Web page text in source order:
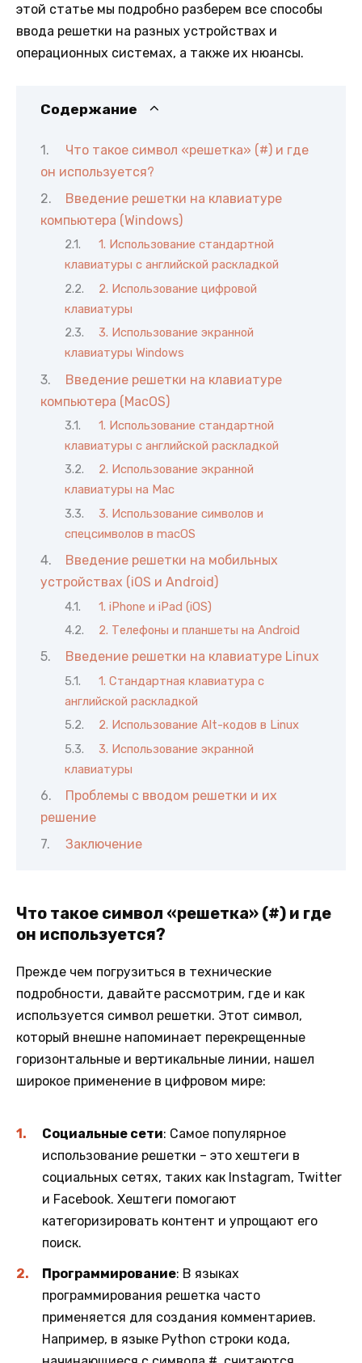
этой статье мы подробно разберем все способы
ввода решетки на разных устройствах и
операционных системах, а также их нюансы.
Содержание
Что такое символ «решетка» (#) и где
он используется?
Введение решетки на клавиатуре
компьютера (Windows)
1. Использование стандартной
клавиатуры с английской раскладкой
2. Использование цифровой
клавиатуры
3. Использование экранной
клавиатуры Windows
Введение решетки на клавиатуре
компьютера (MacOS)
1. Использование стандартной
клавиатуры с английской раскладкой
2. Использование экранной
клавиатуры на Mac
3. Использование символов и
спецсимволов в macOS
Введение решетки на мобильных
устройствах (iOS и Android)
1. iPhone и iPad (iOS)
2. Телефоны и планшеты на Android
Введение решетки на клавиатуре Linux
1. Стандартная клавиатура с
английской раскладкой
2. Использование Alt-кодов в Linux
3. Использование экранной
клавиатуры
Проблемы с вводом решетки и их
решение
Заключение
Что такое символ «решетка» (#) и где
он используется?
Прежде чем погрузиться в технические
подробности, давайте рассмотрим, где и как
используется символ решетки. Этот символ,
который внешне напоминает перекрещенные
горизонтальные и вертикальные линии, нашел
широкое применение в цифровом мире:
Социальные сети: Самое популярное
использование решетки – это хештеги в
социальных сетях, таких как Instagram, Twitter
и Facebook. Хештеги помогают
категоризировать контент и упрощают его
поиск.
Программирование: В языках
программирования решетка часто
применяется для создания комментариев.
Например, в языке Python строки кода,